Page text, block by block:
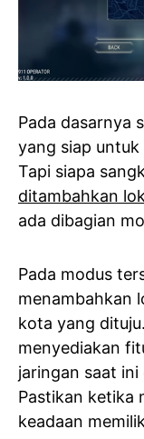
Pada dasarnya
yang siap
Tapi siapa
ditambahkan
ada dibagian
Pada modus
menambahkan
kota yang
menyediakan
jaringan saat
Pastikan ketika
keadaan